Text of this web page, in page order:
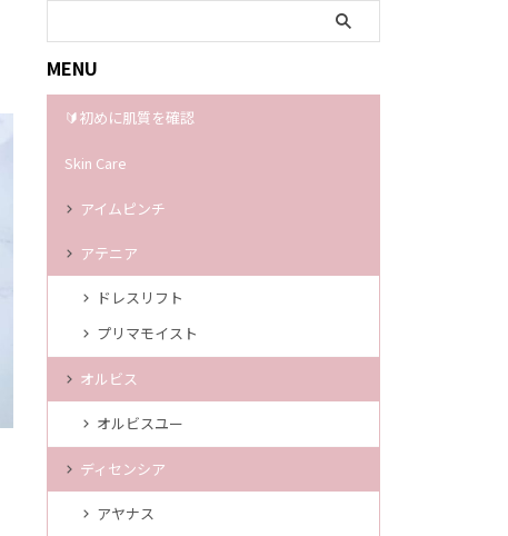
MENU
🔰初めに肌質を確認
Skin Care
アイムピンチ
アテニア
ドレスリフト
プリマモイスト
オルビス
オルビスユー
ディセンシア
アヤナス